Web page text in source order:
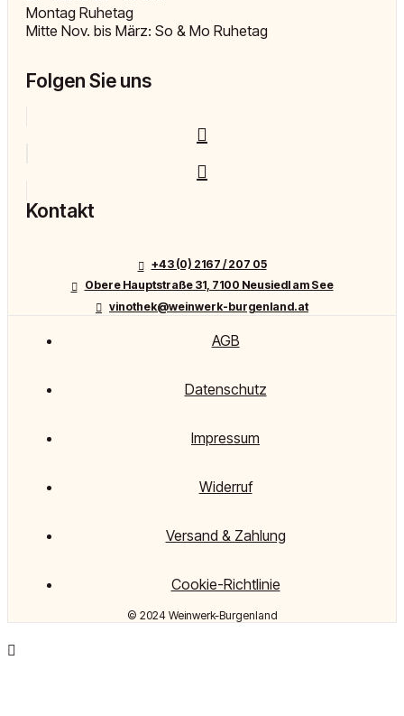
Montag Ruhetag
Mitte Nov. bis März: So & Mo Ruhetag
Folgen Sie uns
Kontakt
+43 (0) 2167 / 207 05
Obere Hauptstraße 31, 7100 Neusiedl am See
vinothek@weinwerk-burgenland.at
© 2024 Weinwerk-Burgenland
AGB
Datenschutz
Impressum
Widerruf
Versand & Zahlung
Cookie-Richtlinie